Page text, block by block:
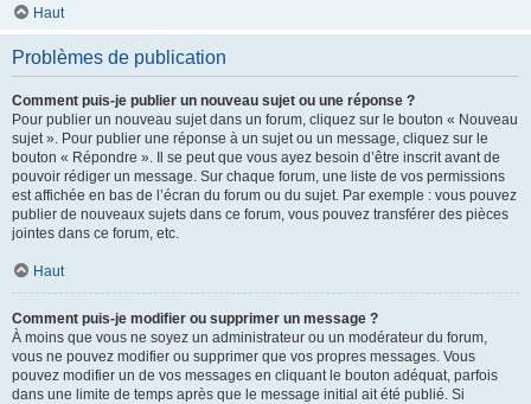
Haut
Problèmes de publication
Comment puis-je publier un nouveau sujet ou une réponse ?
Pour publier un nouveau sujet dans un forum, cliquez sur le bouton « Nouveau
sujet ». Pour publier une réponse à un sujet ou un message, cliquez sur le
bouton « Répondre ». Il se peut que vous ayez besoin d’être inscrit avant de
pouvoir rédiger un message. Sur chaque forum, une liste de vos permissions
est affichée en bas de l’écran du forum ou du sujet. Par exemple : vous pouvez
publier de nouveaux sujets dans ce forum, vous pouvez transférer des pièces
jointes dans ce forum, etc.
Haut
Comment puis-je modifier ou supprimer un message ?
À moins que vous ne soyez un administrateur ou un modérateur du forum,
vous ne pouvez modifier ou supprimer que vos propres messages. Vous
pouvez modifier un de vos messages en cliquant le bouton adéquat, parfois
dans une limite de temps après que le message initial ait été publié. Si